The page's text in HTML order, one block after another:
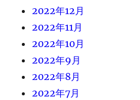
2022年12月
2022年11月
2022年10月
2022年9月
2022年8月
2022年7月